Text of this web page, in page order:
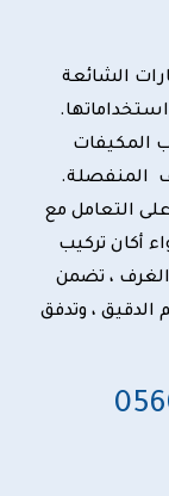
الشائعة
المكيفات
المنفصلة.
التعامل مع
أكان تركيب
الغرف ، تضمن
الدقيق ، وتدفق
0